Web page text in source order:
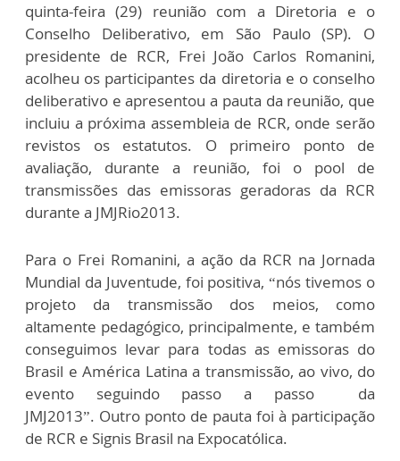
quinta-feira (29) reunião com a Diretoria e o
Conselho Deliberativo, em São Paulo (SP). O
presidente de RCR, Frei João Carlos Romanini,
acolheu os participantes da diretoria e o conselho
deliberativo e apresentou a pauta da reunião, que
incluiu a próxima assembleia de RCR, onde serão
revistos os estatutos. O primeiro ponto de
avaliação, durante a reunião, foi o pool de
transmissões das emissoras geradoras da RCR
durante a JMJRio2013.
Para o Frei Romanini, a ação da RCR na Jornada
Mundial da Juventude, foi positiva, “nós tivemos o
projeto da transmissão dos meios, como
altamente pedagógico, principalmente, e também
conseguimos levar para todas as emissoras do
Brasil e América Latina a transmissão, ao vivo, do
evento seguindo passo a passo da
JMJ2013”. Outro ponto de pauta foi à participação
de RCR e Signis Brasil na Expocatólica.